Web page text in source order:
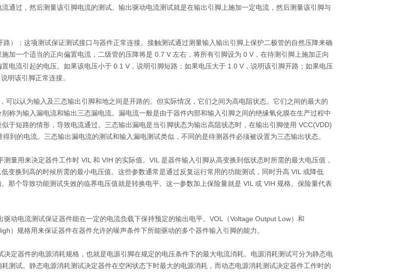
通过，然后测量该引脚电流的测试。输出驱动电流测试就是在输出引脚上施加一定电流，然后测量该引脚与
路）：这项测试保证测试接口与器件正常连接。接触测试通过测量输 入输出引脚上保护二极管的自然压降来确
加一个适当的正向偏置电流，二级管的压降将是 0.7 V 左右，将所有引脚设为 0 V ，在待测引脚上施加正向
电流引起的电压。如果该电压小于 0.1 V ，说明引脚短路；如果电压大于 1.0 V ，说明该引脚开路；如果电压
明该引脚正常连接。
可以认为输入及三态输出引脚和地之间是开路的。但实际情况，它们之间为高电阻状态。它们之间的最大的
称为输入漏电流和输出三态漏电流。漏电流一般是由于器件内部和输入引脚之间的绝缘氧化膜在生产过程中
于短路的情形，导致电流通过。三态输出漏电是当引脚状态为输出高阻状态时，在输出引脚使用 VCC(VDD)
得到的电流。三态输出漏电流的测试和输入漏电测试类似，不同的是待测器件必须被设置为三态输出状态。
测量用来决定器件工作时 VIL 和 VIH 的实际值。 VIL 是器件输入引 脚从高变换到低状态时所需的最大电压值，
变换到高的时候所需的最小电压值。这些参数通常是通过反复运行常用的功能测试，同时升高 VIL 或降低
那个导致功能测试失效的临界电压值就是转换电平。这一参数加上保险量就是 VIL 或 VIH 规格。保险量代表
驱动电流测试保证器件能在一定的电流负载下保持预定的输出电平。 VOL （Voltage Output Low）和
）规格用来保证器件在器件允许的噪声条件下所能驱动的多个器件输入引脚的能力。
决定器件的电源消耗规格，也就是电源引脚在规定的电压条件下的最大电流消耗。电源消耗测试可分为静态电
测试。静态电源消耗测试决定器件在空闲状态下时最大的电源消耗，而动态电源消耗测试决定器件工作时的